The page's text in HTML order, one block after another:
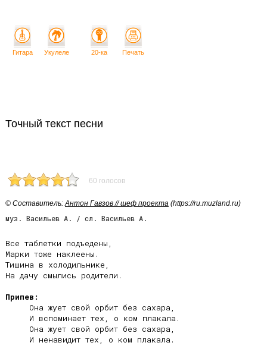
Точный текст песни
60 голосов
© Cоставитель:Антон Гавзов // шеф проекта (https://ru.muzland.ru)
муз. Васильев А. / сл. Васильев А.
Все таблетки подъедены,
Марки тоже наклеены.
Тишина в холодильнике,
На дачу смылись родители.
Припев:
Гитара Укулеле 20-ка Печать